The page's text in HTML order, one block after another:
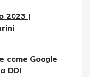
2023 |
come Google
DDI